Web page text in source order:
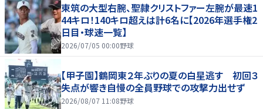
東筑の大型右腕、聖隷クリストファー左腕が最速1
44キロ！140キロ超えは計6名に【2026年選手権2
日目・球速一覧】
2026/07/05 00:00野球
【甲子園】鶴岡東２年ぶりの夏の白星逃す 初回３
失点が響き自慢の全員野球での攻撃力出せず
2026/08/07 11:08野球